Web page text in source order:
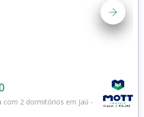
com 2 dormitórios em Jaú -